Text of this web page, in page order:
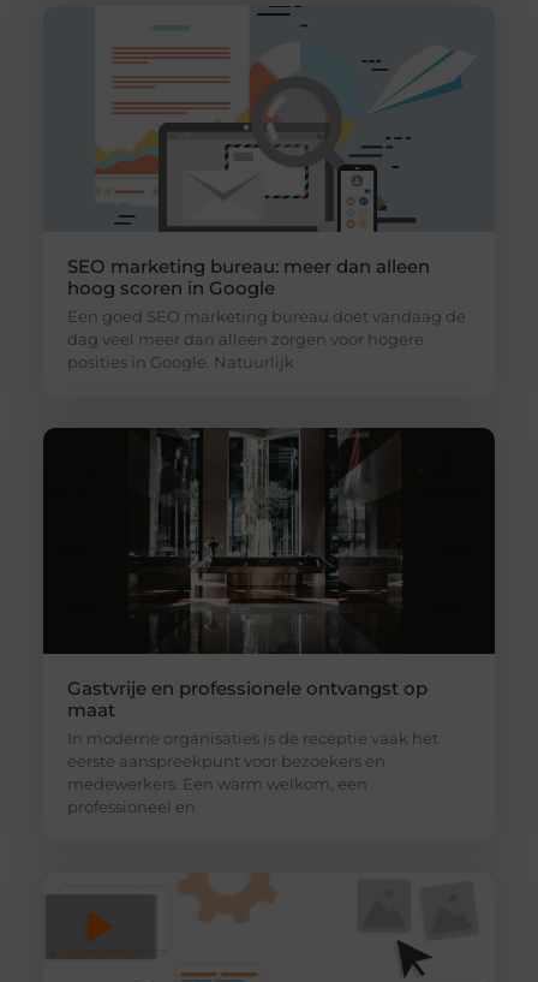
SEO marketing bureau: meer dan alleen
hoog scoren in Google
Een goed SEO marketing bureau doet vandaag de
dag veel meer dan alleen zorgen voor hogere
posities in Google. Natuurlijk
Gastvrije en professionele ontvangst op
maat
In moderne organisaties is de receptie vaak het
eerste aanspreekpunt voor bezoekers en
medewerkers. Een warm welkom, een
professioneel en